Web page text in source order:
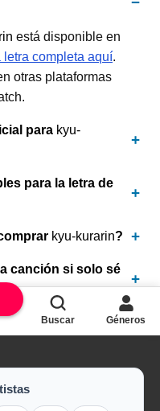
está disponible en
letra completa aquí.
otras plataformas
para kyu-
para la letra de
kyu-kurarin?
canción si solo sé
Buscar Géneros